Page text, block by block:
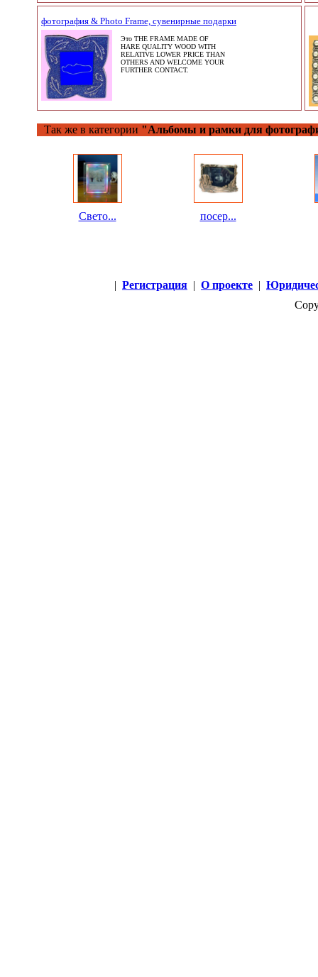
фотография & Photo Frame, сувенирные подарки
Это THE FRAME MADE OF
HARE QUALITY WOOD WITH
RELATIVE LOWER PRICE THAN
OTHERS AND WELCOME YOUR
FURTHER CONTACT.
Так же в категории "Альбомы и рамки для
Свето... посер...
| Регистрация | О проекте |